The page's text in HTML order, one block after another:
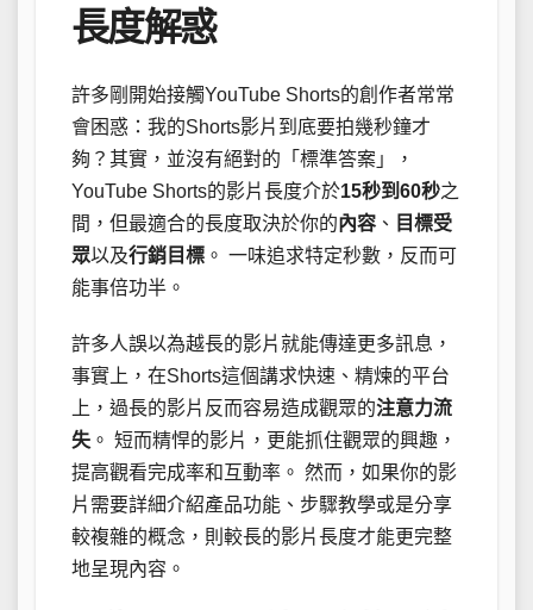
長度解惑
許多剛開始接觸YouTube Shorts的創作者常常
會困惑：我的Shorts影片到底要拍幾秒鐘才
夠？其實，並沒有絕對的「標準答案」，
YouTube Shorts的影片長度介於15秒到60秒之
間，但最適合的長度取決於你的內容 、 目標受
眾以及行銷目標 。 一味追求特定秒數，反而可
能事倍功半。
許多人誤以為越長的影片就能傳達更多訊息，
事實上，在Shorts這個講求快速、精煉的平台
上，過長的影片反而容易造成觀眾的注意力流
失 。 短而精悍的影片，更能抓住觀眾的興趣，
提高觀看完成率和互動率。 然而，如果你的影
片需要詳細介紹產品功能、步驟教學或是分享
較複雜的概念，則較長的影片長度才能更完整
地呈現內容。